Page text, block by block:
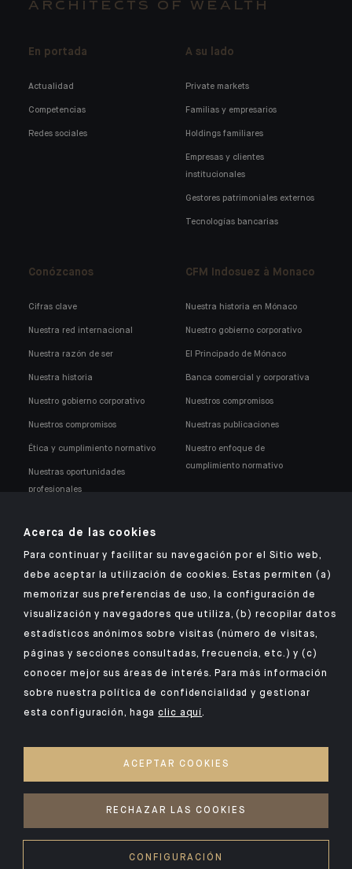
ARCHITECTS OF WEALTH
En portada
Actualidad
Competencias
Redes sociales
A su lado
Private markets
Familias y empresarios
Holdings familiares
Empresas y clientes
institucionales
Gestores patrimoniales externos
Tecnologías bancarias
Conózcanos
Cifras clave
Nuestra red internacional
Nuestra razón de ser
Nuestra historia
Nuestro gobierno corporativo
Nuestros compromisos
Ética y cumplimiento normativo
Nuestras oportunidades
profesionales
CFM Indosuez à Monaco
Nuestra historia en Mónaco
Nuestro gobierno corporativo
El Principado de Mónaco
Banca comercial y corporativa
Nuestros compromisos
Nuestras publicaciones
Nuestro enfoque de
cumplimiento normativo
Encuentre nuestra aplicación móvil de Indosuez
AVISO LEGAL
ACCESO PARA PERSONAS CON DISCAPACIDAD
Acerca de las cookies
Para continuar y facilitar su navegación por el Sitio web,
debe aceptar la utilización de cookies. Estas permiten (a)
memorizar sus preferencias de uso, la configuración de
visualización y navegadores que utiliza, (b) recopilar datos
estadísticos anónimos sobre visitas (número de visitas,
páginas y secciones consultadas, frecuencia, etc.) y (c)
conocer mejor sus áreas de interés. Para más información
sobre nuestra política de confidencialidad y gestionar
esta configuración, hagaclic aquí.
ACEPTAR COOKIES
RECHAZAR LAS COOKIES
CONFIGURACIÓN